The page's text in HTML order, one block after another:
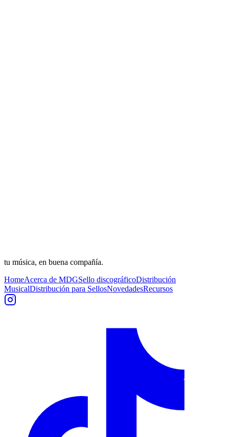
tu música, en buena compañía.
HomeAcerca de MDGSello discográficoDistribución
MusicalDistribución para SellosNovedadesRecursos